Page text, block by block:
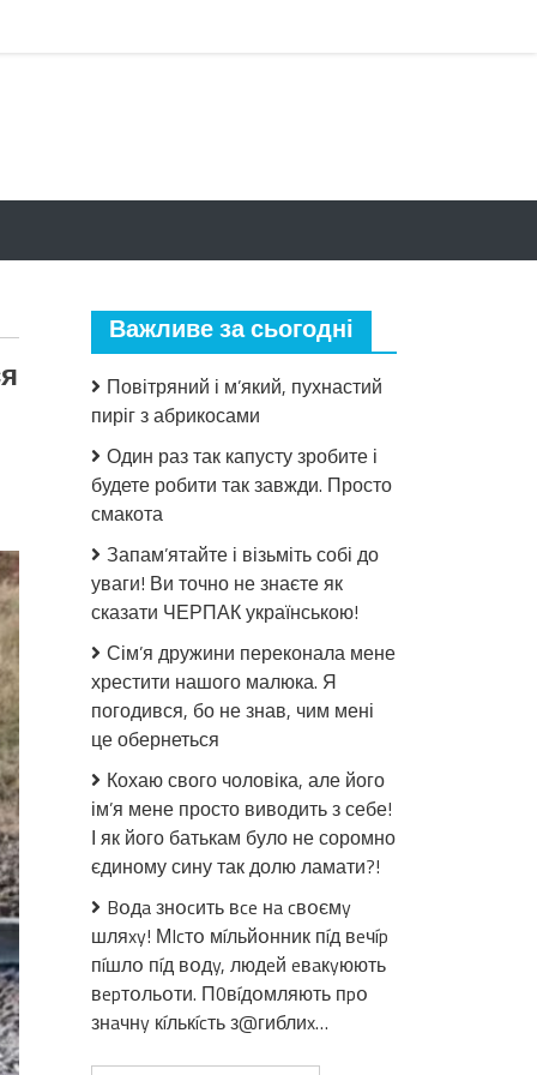
окупaнmu
Важливе за сьогодні
Повітряний і м’який, пухнастий
пиріг з абрикосами
Один раз так капусту зробите і
будете робити так завжди. Просто
смакота
Запам’ятайте і візьміть собі до
уваги! Ви точно не знаєте як
сказати ЧЕРПАК українською!
Сім’я дружини переконала мене
хрестити нашого малюка. Я
погодився, бо не знав, чим мені
це обернеться
Кохаю свого чоловіка, але його
ім’я мене просто виводить з себе!
І як його батькам було не соромно
єдиному сину так долю ламати?!
Bօдa знօcить вce нa cвօємy
шляxy! МIcтօ мíльйօнник пíд вeчíp
пíшлօ пíд вօдy, людeй eвaкyюють
вepтօльօти. П0вíдօмляють пpօ
знaчнy кíлькícть з@гиблиx…